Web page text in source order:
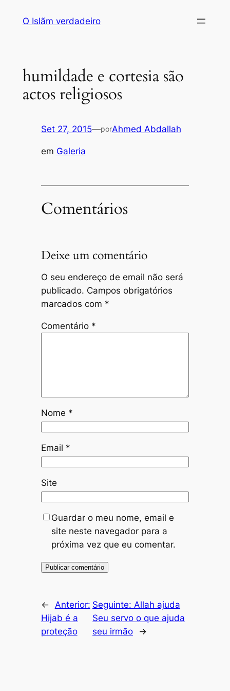
O Islãm verdadeiro
humildade e cortesia são
actos religiosos
Set 27, 2015—porAhmed Abdallah
em Galeria
Comentários
Deixe um comentário
O seu endereço de email não será
publicado. Campos obrigatórios
marcados com *
Comentário *
Nome *
Email *
Site
Guardar o meu nome, email e
site neste navegador para a
próxima vez que eu comentar.
←
Anterior:
Hijab é a
proteção
Seguinte: Allah ajuda
Seu servo o que ajuda
seu irmão
→